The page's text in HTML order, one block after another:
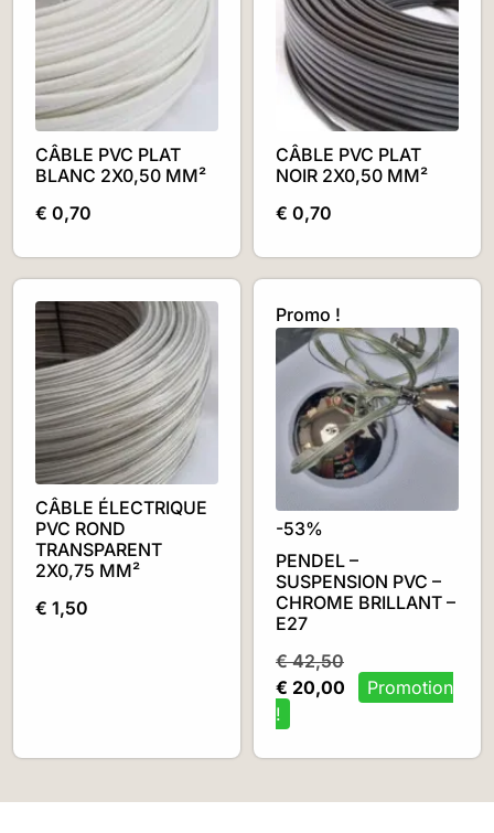
CÂBLE PVC PLAT
BLANC 2X0,50 MM²
€ 0,70
CÂBLE PVC PLAT
NOIR 2X0,50 MM²
€ 0,70
CÂBLE ÉLECTRIQUE
PVC ROND
TRANSPARENT
2X0,75 MM²
€ 1,50
Promo !
-53%
PENDEL –
SUSPENSION PVC –
CHROME BRILLANT –
E27
€42,50
€ 20,00